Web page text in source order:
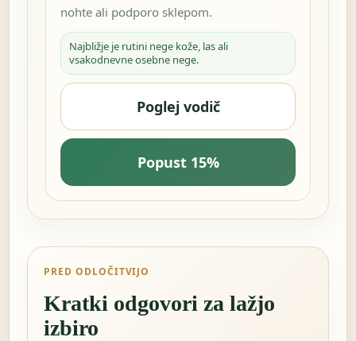
nohte ali podporo sklepom.
Najbližje je rutini nege kože, las ali
vsakodnevne osebne nege.
Poglej vodič
Popust 15%
PRED ODLOČITVIJO
Kratki odgovori za lažjo
izbiro